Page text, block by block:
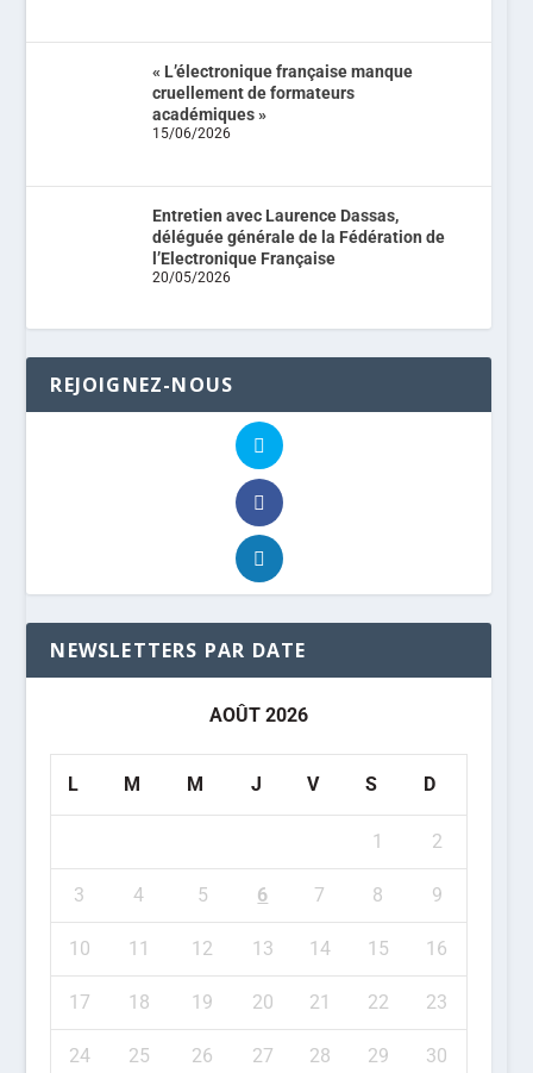
« L’électronique française manque
cruellement de formateurs
académiques »
15/06/2026
Entretien avec Laurence Dassas,
déléguée générale de la Fédération de
l’Electronique Française
20/05/2026
REJOIGNEZ-NOUS
NEWSLETTERS PAR DATE
AOÛT 2026
L M M J V S D
1 2
3 4 5 6 7 8 9
10 11 12 13 14 15 16
17 18 19 20 21 22 23
24 25 26 27 28 29 30